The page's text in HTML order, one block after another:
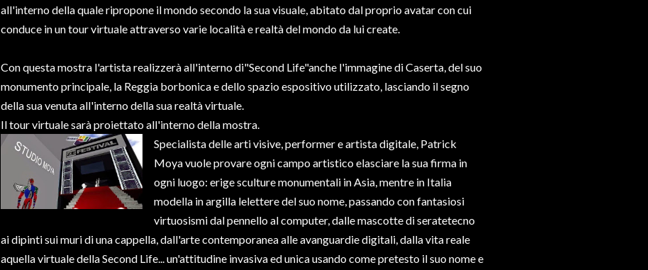
all'interno della quale ripropone il mondo secondo la sua visuale, abitato dal proprio avatar con cui
conduce in un tour virtuale attraverso varie località e realtà del mondo da lui create.
Con questa mostra l'artista realizzerà all'interno di"Second Life"anche l'immagine di Caserta, del suo
monumento principale, la Reggia borbonica e dello spazio espositivo utilizzato, lasciando il segno
della sua venuta all'interno della sua realtà virtuale.
Il tour virtuale sarà proiettato all'interno della mostra.
Specialista delle arti visive, performer e artista digitale, Patrick
Moya vuole provare ogni campo artistico elasciare la sua firma in
ogni luogo: erige sculture monumentali in Asia, mentre in Italia
modella in argilla lelettere del suo nome, passando con fantasiosi
virtuosismi dal pennello al computer, dalle mascotte di seratetecno
ai dipinti sui muri di una cappella, dall'arte contemporanea alle avanguardie digitali, dalla vita reale
aquella virtuale della Second Life... un'attitudine invasiva ed unica usando come pretesto il suo nome e